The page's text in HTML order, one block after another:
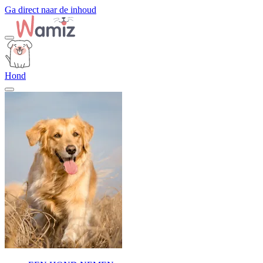
Ga direct naar de inhoud
Hond